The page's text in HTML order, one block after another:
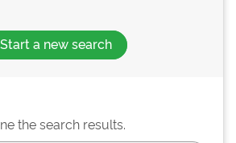
Start a new search
the search results.